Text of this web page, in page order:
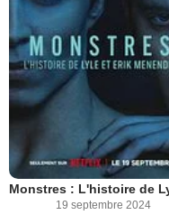
19 septembre 2024